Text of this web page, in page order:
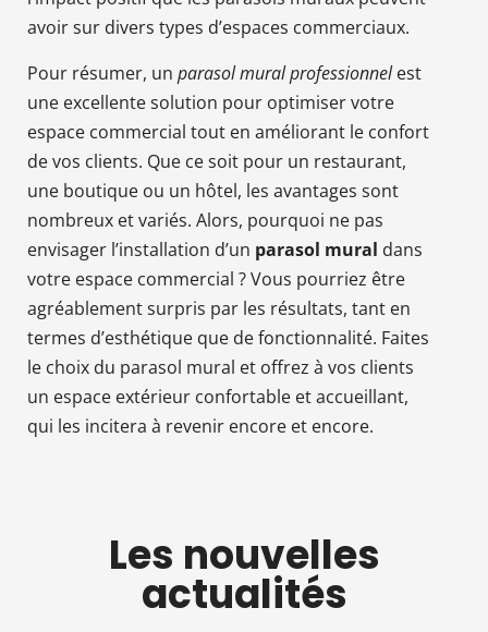
avoir sur divers types d’espaces commerciaux.
Pour résumer, un parasol mural professionnelest
une excellente solution pour optimiser votre
espace commercial tout en améliorant le confort
de vos clients. Que ce soit pour un restaurant,
une boutique ou un hôtel, les avantages sont
nombreux et variés. Alors, pourquoi ne pas
envisager l’installation d’un parasol mural dans
votre espace commercial ? Vous pourriez être
agréablement surpris par les résultats, tant en
termes d’esthétique que de fonctionnalité. Faites
le choix du parasol mural et offrez à vos clients
un espace extérieur confortable et accueillant,
qui les incitera à revenir encore et encore.
Les nouvelles
actualités